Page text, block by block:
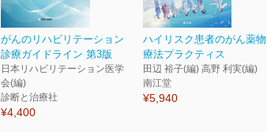
がんのリハビリテーション
診療ガイドライン 第3版
日本リハビリテーション医学
会(編)
診断と治療社
¥4,400
ハイリスク患者のがん薬物
療法プラクティス
田辺 裕子(編) 高野 利実(編)
南江堂
¥5,940